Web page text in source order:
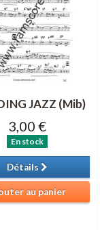
JAZZ (Mib)
3,00 €
En stock
Détails
au panier